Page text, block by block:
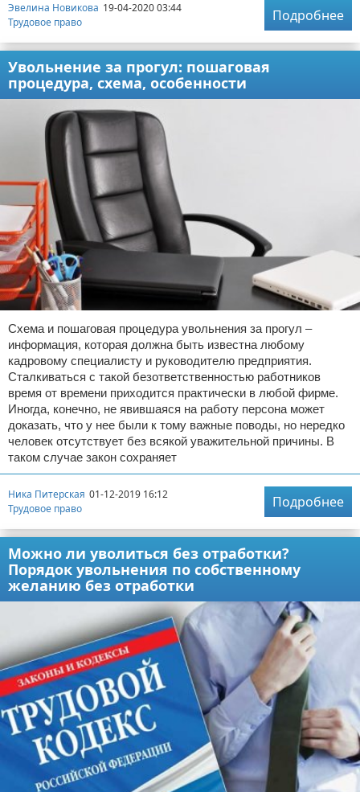
Эвелина Новикова 19-04-2020 03:44
Трудовое право
Подробнее
Увольнение за прогул: пошаговая
процедура, схема, особенности
Схема и пошаговая процедура увольнения за прогул –
информация, которая должна быть известна любому
кадровому специалисту и руководителю предприятия.
Сталкиваться с такой безответственностью работников
время от времени приходится практически в любой фирме.
Иногда, конечно, не явившаяся на работу персона может
доказать, что у нее были к тому важные поводы, но нередко
человек отсутствует без всякой уважительной причины. В
таком случае закон сохраняет
Ника Питерская 01-12-2019 16:12
Трудовое право
Подробнее
Можно ли уволиться без отработки?
Порядок увольнения по собственному
желанию без отработки